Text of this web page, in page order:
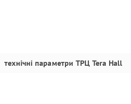
технічні параметри ТРЦ Tera Hall